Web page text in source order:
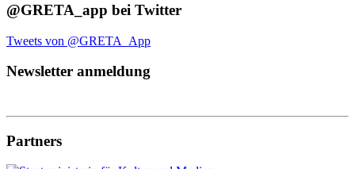
@GRETA_app bei Twitter
Tweets von @GRETA_App
Newsletter anmeldung
Partners